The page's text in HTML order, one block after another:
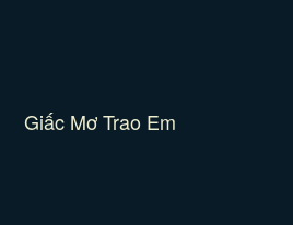
Giấc Mơ Trao Em